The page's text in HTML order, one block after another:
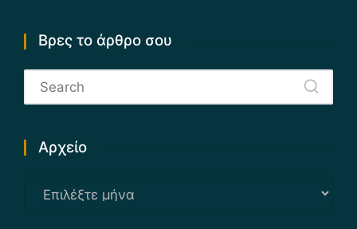
Βρες το άρθρο σου
Αρχείο
Αρχείο